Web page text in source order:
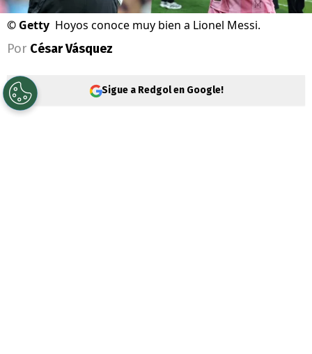
© Getty Hoyos conoce muy bien a Lionel Messi.
Por César Vásquez
Sigue a Redgol en Google!